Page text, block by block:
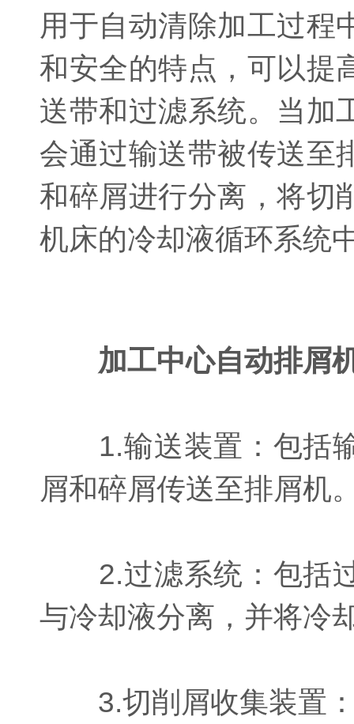
用于自动清除加工过程
和安全的特点，可以提
送带和过滤系统。当加
会通过输送带被传送至
和碎屑进行分离，将切
机床的冷却液循环系统
加工中心自动排屑
1.输送装置：包括输
屑和碎屑传送至排屑机
2.过滤系统：包括过
与冷却液分离，并将冷
3.切削屑收集装置：